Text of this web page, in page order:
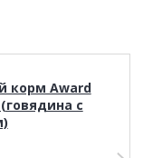
корм Award
с